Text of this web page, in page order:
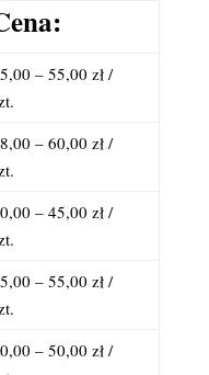
– 55,00 zł /
– 60,00 zł /
– 45,00 zł /
– 55,00 zł /
– 50,00 zł /